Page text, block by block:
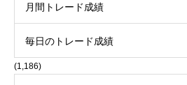
月間トレード成績
毎日のトレード成績
(1,186)